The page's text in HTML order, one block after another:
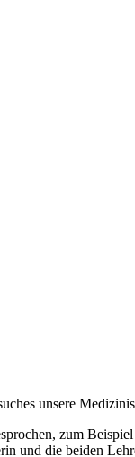
unsere
zum
und die beiden